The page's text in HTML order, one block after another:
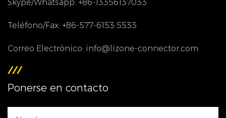
Skype/Whatsapp: +86-13356137033
Teléfono/Fax: +86-577-6153 5533
Correo Electrónico: info@lizone-connector.com
Ponerse en contacto